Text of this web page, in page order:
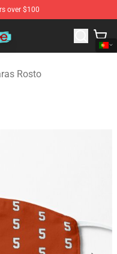
over $100
Shop
Rosto